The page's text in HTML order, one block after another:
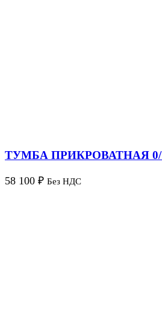
ТУМБА ПРИКРОВАТНАЯ 0/
58 100 ₽ Без НДС